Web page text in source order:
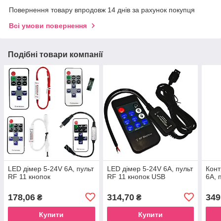
Повернення товару впродовж 14 днів за рахунок покупця
Всі умови повернення
Подібні товари компанії
LED дімер 5-24V 6A, пульт
RF 11 кнопок
178,06 ₴
Купити
LED дімер 5-24V 6A, пульт
RF 11 кнопок USB
314,70₴
Купити
6A,